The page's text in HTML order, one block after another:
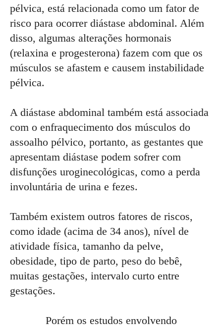
pélvica, está relacionada como um fator de
risco para ocorrer diástase abdominal. Além
disso, algumas alterações hormonais
(relaxina e progesterona) fazem com que os
músculos se afastem e causem instabilidade
pélvica.
A diástase abdominal também está associada
com o enfraquecimento dos músculos do
assoalho pélvico, portanto, as gestantes que
apresentam diástase podem sofrer com
disfunções uroginecológicas, como a perda
involuntária de urina e fezes.
Também existem outros fatores de riscos,
como idade (acima de 34 anos), nível de
atividade física, tamanho da pelve,
obesidade, tipo de parto, peso do bebê,
muitas gestações, intervalo curto entre
gestações.
Porém os estudos envolvendo